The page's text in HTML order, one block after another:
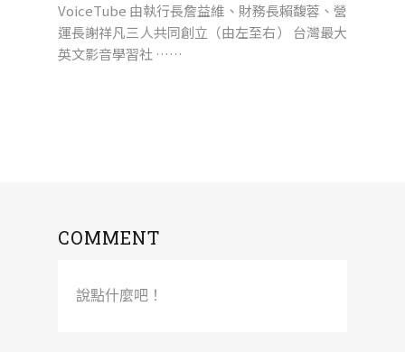
VoiceTube 由執行長詹益維、財務長賴馥蓉、營
運長謝祥凡三人共同創立（由左至右） 台灣最大
英文影音學習社 ……
COMMENT
說點什麼吧！